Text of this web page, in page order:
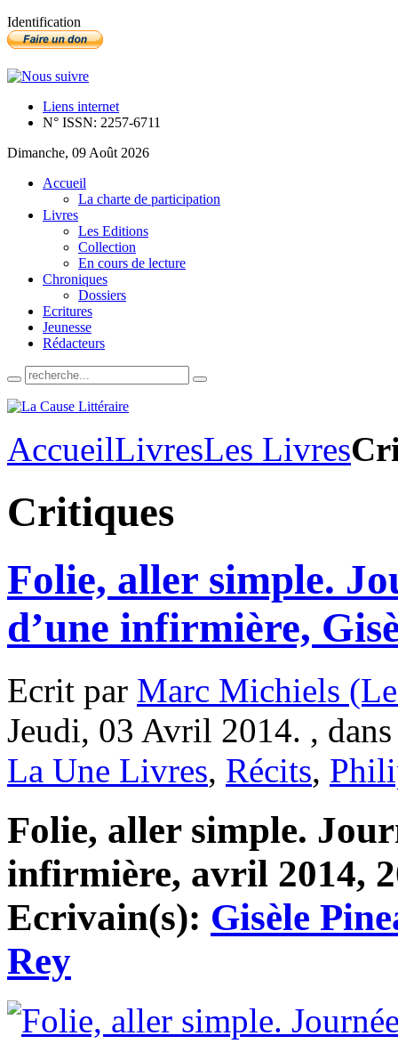
Identification
Liens internet
N° ISSN: 2257-6711
Dimanche, 09 Août 2026
Accueil
La charte de participation
Livres
Les Editions
Collection
En cours de lecture
Chroniques
Dossiers
Ecritures
Jeunesse
Rédacteurs
AccueilLivresLes Livres
Critiques
Folie, aller simple.
d’une infirmière,
Ecrit par Marc Michiels
Jeudi, 03 Avril 2014. ,
La Une Livres, Récits,
Folie, aller simple.
infirmière, avril 2014,
Ecrivain(s): Gisèle
Rey